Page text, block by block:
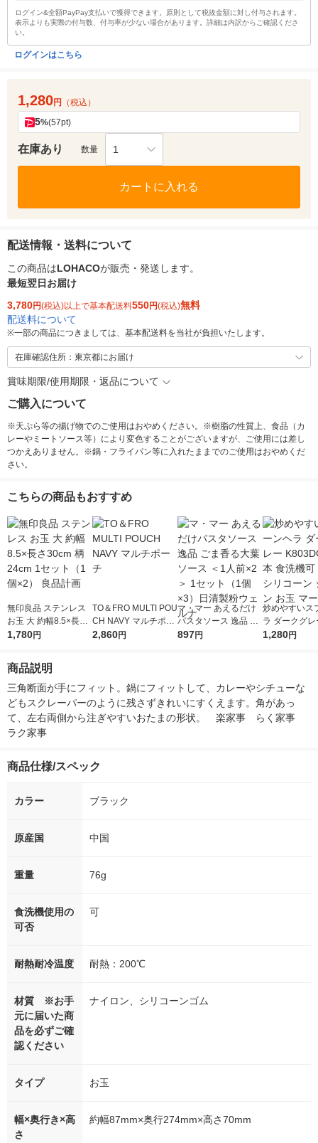
ログイン&全額PayPay支払いで獲得できます。原則として税抜金額に対し付与されます。
表示よりも実際の付与数、付与率が少ない場合があります。詳細は内訳からご確認くださ
い。
ログインはこちら
1,280円 （税込）
5%(57pt)
在庫あり 数量 1
カートに入れる
配送情報・送料について
この商品はLOHACOが販売・発送します。
最短翌日お届け
3,780円(税込)以上で基本配送料550円(税込)無料
配送料について
※一部の商品につきましては、基本配送料を当社が負担いたします。
在庫確認住所：東京都にお届け
賞味期限/使用期限・返品について
ご購入について
※天ぷら等の揚げ物でのご使用はおやめください。※樹脂の性質上、食品（カ
レーやミートソース等）により変色することがございますが、ご使用には差し
つかえありません。※鍋・フライパン等に入れたままでのご使用はおやめくだ
さい。
こちらの商品もおすすめ
無印良品 ステンレス
お玉 大 約幅8.5×長さ
30cm 柄24cm 1セッ
1,780円
TO＆FRO MULTI POU
CH NAVY マルチポー
チ
2,860円
マ・マー あえるだけ
パスタソース 逸品 ご
ま香る大葉ソース ＜1
897円
炒めやすいス
ラ ダークグ
DGY 1本 食
1,280円
商品説明
三角断面が手にフィット。鍋にフィットして、カレーやシチューな
どもスクレーパーのように残さずきれいにすくえます。角があっ
て、左右両側から注ぎやすいおたまの形状。　楽家事　らく家事
ラク家事
商品仕様/スペック
カラー ブラック
原産国 中国
重量 76g
食洗機使用の
可否
可
耐熱耐冷温度 耐熱：200℃
材質 ※お手
元に届いた商
品を必ずご確
認ください
ナイロン、シリコーンゴム
タイプ お玉
幅×奥行き×高
さ
約幅87mm×奥行274mm×高さ70mm